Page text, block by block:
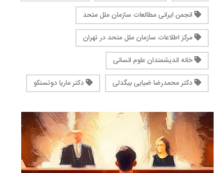
انجمن ایرانی مطالعات سازمان ملل متحد
مرکز اطلاعات سازمان ملل متحد در تهران
خانه اندیشمندان علوم انسانی
دکتر محمدرضا ضیایی بیگدلی
دکتر ماریا دوتسنکو